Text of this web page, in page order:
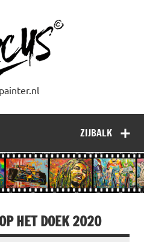
ZIJBALK
HET DOEK 2020